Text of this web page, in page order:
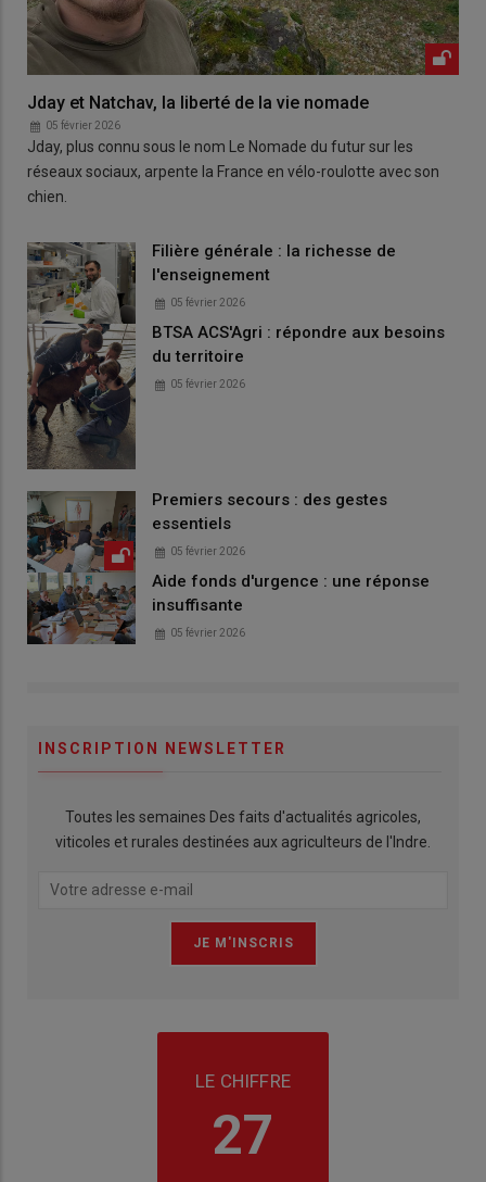
Jday et Natchav, la liberté de la vie nomade
05 février 2026
Jday, plus connu sous le nom Le Nomade du futur sur les
réseaux sociaux, arpente la France en vélo-roulotte avec son
chien.
Filière générale : la richesse de
l'enseignement
05 février 2026
BTSA ACS'Agri : répondre aux besoins
du territoire
05 février 2026
Premiers secours : des gestes
essentiels
05 février 2026
Aide fonds d'urgence : une réponse
insuffisante
05 février 2026
INSCRIPTION NEWSLETTER
Toutes les semaines Des faits d'actualités agricoles,
viticoles et rurales destinées aux agriculteurs de l'Indre.
LE CHIFFRE
27